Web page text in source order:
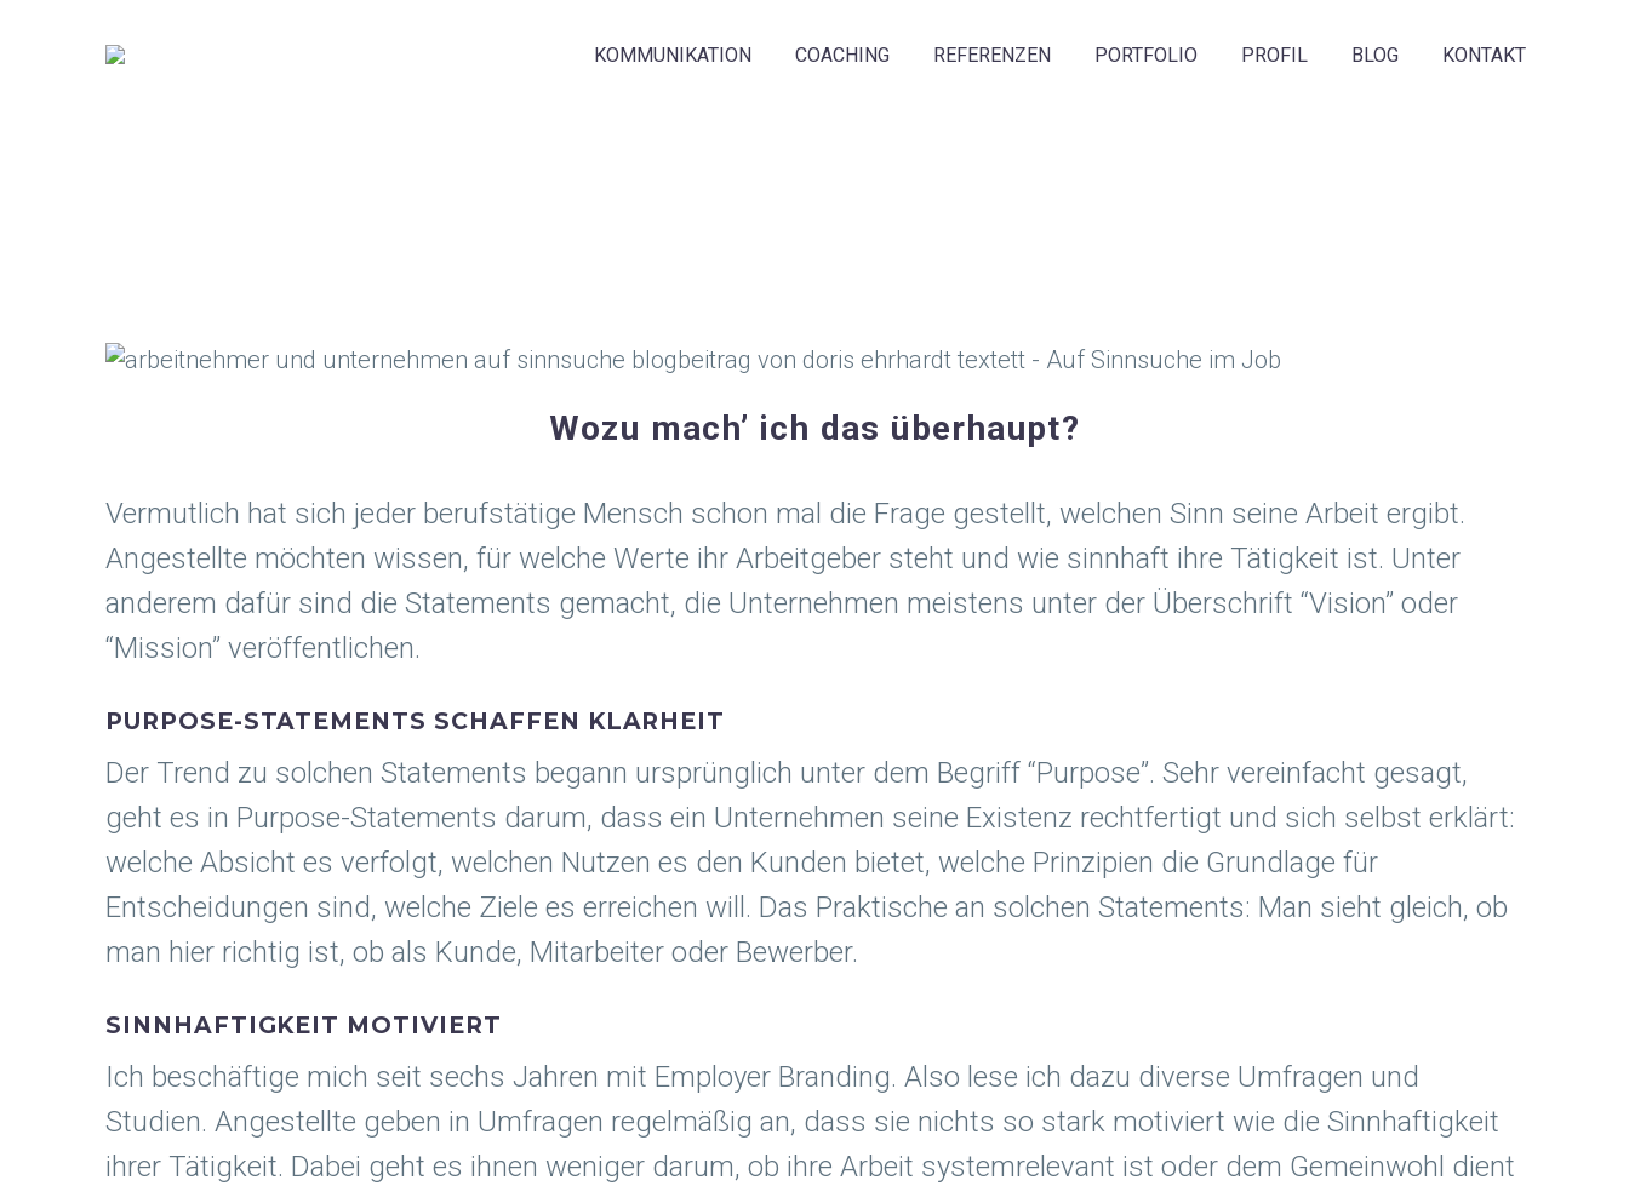
KOMMUNIKATION COACHING REFERENZEN PORTFOLIO PROFIL BLOG KONTAKT
Wozu mach’ ich das überhaupt?
Vermutlich hat sich jeder berufstätige Mensch schon mal die Frage gestellt, welchen Sinn seine Arbeit ergibt.
Angestellte möchten wissen, für welche Werte ihr Arbeitgeber steht und wie sinnhaft ihre Tätigkeit ist. Unter
anderem dafür sind die Statements gemacht, die Unternehmen meistens unter der Überschrift “Vision” oder
“Mission” veröffentlichen.
PURPOSE-STATEMENTS SCHAFFEN KLARHEIT
Der Trend zu solchen Statements begann ursprünglich unter dem Begriff “Purpose”. Sehr vereinfacht gesagt,
geht es in Purpose-Statements darum, dass ein Unternehmen seine Existenz rechtfertigt und sich selbst erklärt:
welche Absicht es verfolgt, welchen Nutzen es den Kunden bietet, welche Prinzipien die Grundlage für
Entscheidungen sind, welche Ziele es erreichen will. Das Praktische an solchen Statements: Man sieht gleich, ob
man hier richtig ist, ob als Kunde, Mitarbeiter oder Bewerber.
SINNHAFTIGKEIT MOTIVIERT
Ich beschäftige mich seit sechs Jahren mit Employer Branding. Also lese ich dazu diverse Umfragen und
Studien. Angestellte geben in Umfragen regelmäßig an, dass sie nichts so stark motiviert wie die Sinnhaftigkeit
ihrer Tätigkeit. Dabei geht es ihnen weniger darum, ob ihre Arbeit systemrelevant ist oder dem Gemeinwohl dient